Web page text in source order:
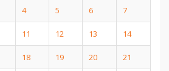
4 5 6 7
11 12 13 14
18 19 20 21